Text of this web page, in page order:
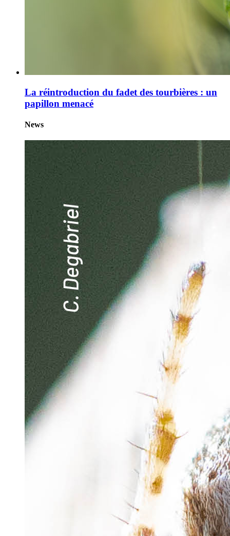
La réintroduction du fadet des tourbières : un
papillon menacé
News